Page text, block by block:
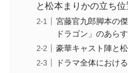
と松本まりかの立ち位
宮藤官九郎脚本の
ドラゴン」のあら
豪華キャスト陣と
ドラマ全体におけ